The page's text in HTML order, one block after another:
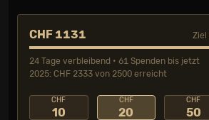
CHF 1131 Ziel
24 Tage verbleibend • 61 Spenden bis jetzt
2025: CHF 2333 von 2500 erreicht
CHF
10
CHF
20
CHF
50